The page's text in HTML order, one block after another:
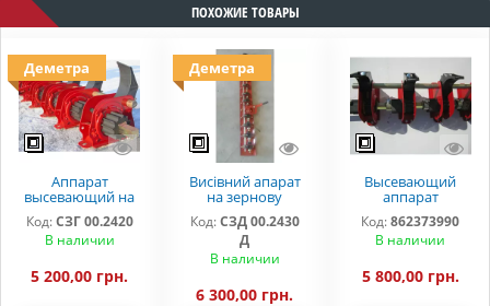
ПОХОЖИЕ ТОВАРЫ
Деметра
Аппарат
высевающий на
СЗ 3,6 СЗ 5,4 СЗП
СЗТ
Код:СЗГ 00.2420
В наличии
5 200,00 грн.
Деметра
Висівний апарат
на зернову
сівалку з дном СЗ
3,6 СЗ 5,4
Деметра
Код:СЗД 00.2430
Д
В наличии
6 300,00 грн.
Высевающий
аппарат
СЗ-3.6(5,4)
мелкосемянный
Код:862373990
В наличии
5 800,00 грн.